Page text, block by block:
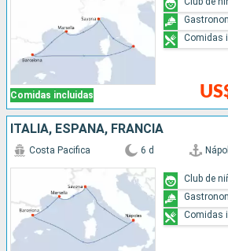
Comidas incluidas
Comidas
ITALIA, ESPAÑA, FRANCIA
Costa Pacifica 6 d
Club de
Comidas